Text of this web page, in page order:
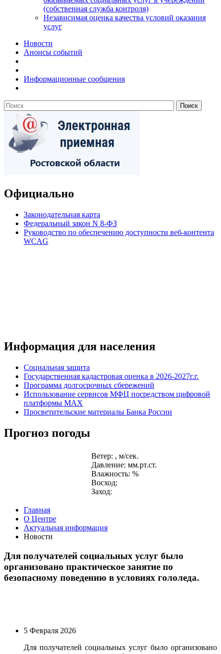
(собственная служба контроля)
Независимая оценка качества условий оказания
услуг
Новости
Анонсы событий
Информационные сообщения
Официально
Законодательная карта
Федеральный закон N 8-ФЗ
Руководство по обеспечению доступности веб-контента
WCAG
Информация для населения
Социальная защита
Государственная кадастровая оценка в 2026-2027г.г.
Программа долгосрочных сбережений
Использование сервисов МФЦ посредством цифровой
платформы MAX
Просветительские материалы Банка России
Прогноз погоды
Ветер: , м/сек.
Давление: мм.рт.ст.
Влажность: %
Восход:
Заход:
Главная
О Центре
Актуальная информация
Новости
Для получателей социальных услуг было
организовано практическое занятие по
безопасному поведению в условиях гололеда.
5 Февраля 2026
Для получателей социальных услуг было организовано